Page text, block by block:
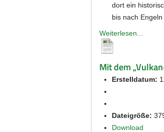
dort ein
bis nach
Weiterlesen...
Mit dem
Erstelldatum:
Dateigröße:
Download